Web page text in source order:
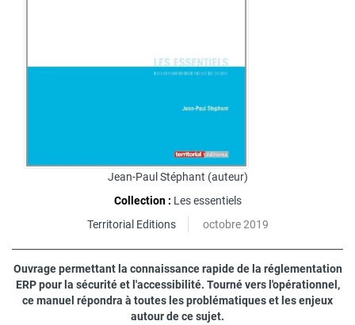
Jean-Paul Stéphant (auteur)
Collection : Les essentiels
Territorial Editions
octobre 2019
Ouvrage permettant la connaissance rapide de la réglementation
ERP pour la sécurité et l'accessibilité. Tourné vers l'opérationnel,
ce manuel répondra à toutes les problématiques et les enjeux
autour de ce sujet.